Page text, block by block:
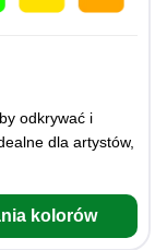
odkrywać i
dla artystów,
kolorów